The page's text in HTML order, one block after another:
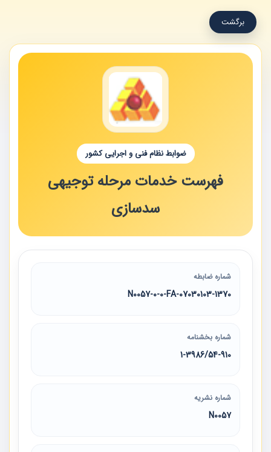
برگشت
ضوابط نظام فنی و اجرایی کشور
فهرست خدمات مرحله توجیهی
سدسازی
شماره ضابطه
07030103-1370-N0057-0-0-FA
شماره بخشنامه
1-3986/54-910
شماره نشریه
N0057